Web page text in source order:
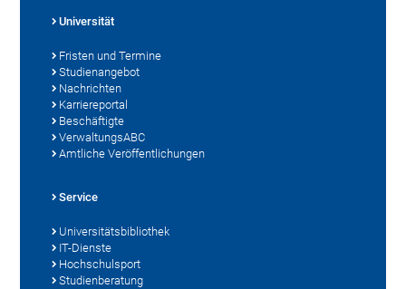
Universität
Fristen und Termine
Studienangebot
Nachrichten
Karriereportal
Beschäftigte
VerwaltungsABC
Amtliche Veröffentlichungen
Service
Universitätsbibliothek
IT-Dienste
Hochschulsport
Studienberatung